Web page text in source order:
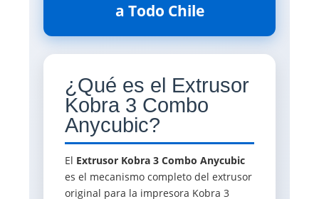
a Todo Chile
¿Qué es el Extrusor
Kobra 3 Combo
Anycubic?
El Extrusor Kobra 3 Combo Anycubic
es el mecanismo completo del extrusor
original para la impresora Kobra 3